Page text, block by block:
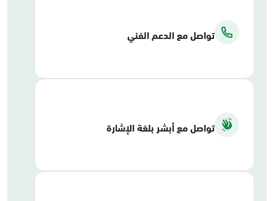
تواصل مع الدعم الفني
تواصل مع أبشر بلغة الإشارة